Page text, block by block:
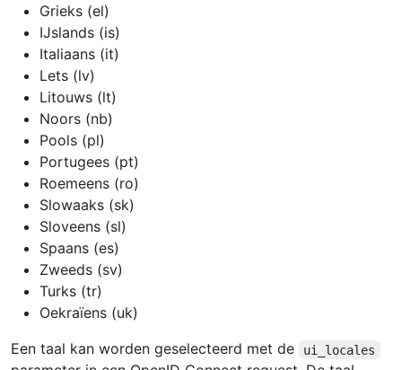
Grieks (el)
IJslands (is)
Italiaans (it)
Lets (lv)
Litouws (lt)
Noors (nb)
Pools (pl)
Portugees (pt)
Roemeens (ro)
Slowaaks (sk)
Sloveens (sl)
Spaans (es)
Zweeds (sv)
Turks (tr)
Oekraïens (uk)
Een taal kan worden geselecteerd met de
ui_locales